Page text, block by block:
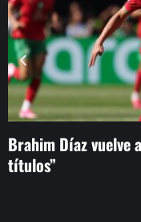
Brahim Díaz vuelve
títulos”